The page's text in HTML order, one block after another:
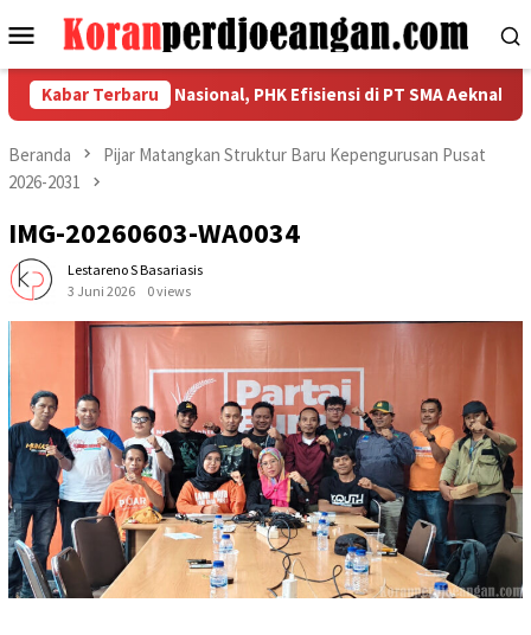
ke
Menu
Mobile
Kabar Terbaru
Kekuatan Nasional, PHK Efisiensi di PT SMA Aeknabara
Beranda
Pijar Matangkan Struktur Baru Kepengurusan Pusat
2026-2031
IMG-20260603-WA0034
Lestareno S Basariasis
3 Juni 2026
0 views